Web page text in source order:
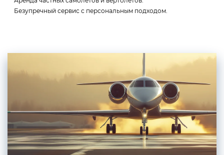
Безупречный сервис с персональным подходом.